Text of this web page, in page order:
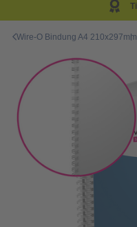
Wire-O Bindung A4 210x297mm